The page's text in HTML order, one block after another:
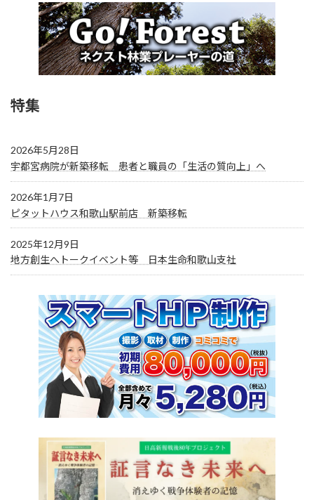
特集
2026年5月28日
宇都宮病院が新築移転 患者と職員の「生活の質向上」へ
2026年1月7日
ピタットハウス和歌山駅前店 新築移転
2025年12月9日
地方創生へトークイベント等 日本生命和歌山支社